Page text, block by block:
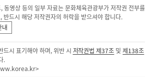
동영상 등의 일부 자료는 문화체육관광부가 저작권 전부를
반드시 해당 저작권자의 허락을 받으셔야 합니다.
내
드시 표기해야 하며, 위반 시 저작권법 제37조 및제138조
.
>